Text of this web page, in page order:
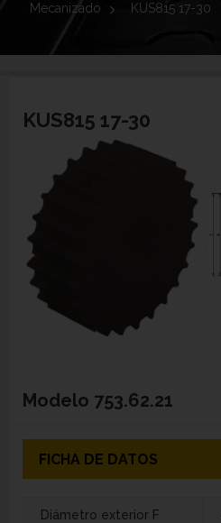
Mecanizado > KUS815 17-30
KUS815 17-30
Modelo 753.62.21
FICHA DE DATOS
Diámetro exterior F